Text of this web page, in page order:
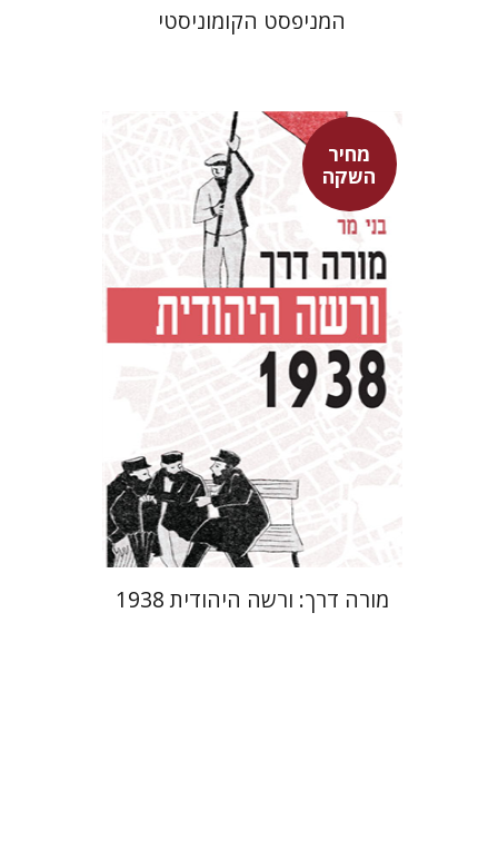
המניפסט הקומוניסטי
מחיר
השקה
בני מר
מחיר השקה
$42
$29
מורה דרך: ורשה היהודית 1938